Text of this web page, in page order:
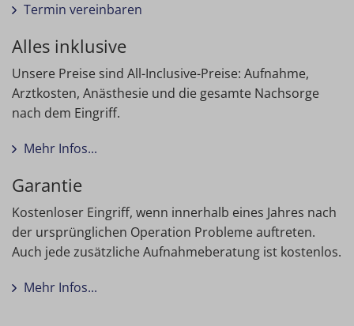
Termin vereinbaren
Alles inklusive
Unsere Preise sind All-Inclusive-Preise: Aufnahme,
Arztkosten, Anästhesie und die gesamte Nachsorge
nach dem Eingriff.
Mehr Infos...
Garantie
Kostenloser Eingriff, wenn innerhalb eines Jahres nach
der ursprünglichen Operation Probleme auftreten.
Auch jede zusätzliche Aufnahmeberatung ist kostenlos.
Mehr Infos...